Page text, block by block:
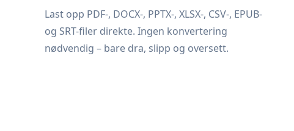
Last opp PDF-, DOCX-, PPTX-, XLSX-, CSV-, EPUB-
og SRT-filer direkte. Ingen konvertering
nødvendig – bare dra, slipp og oversett.